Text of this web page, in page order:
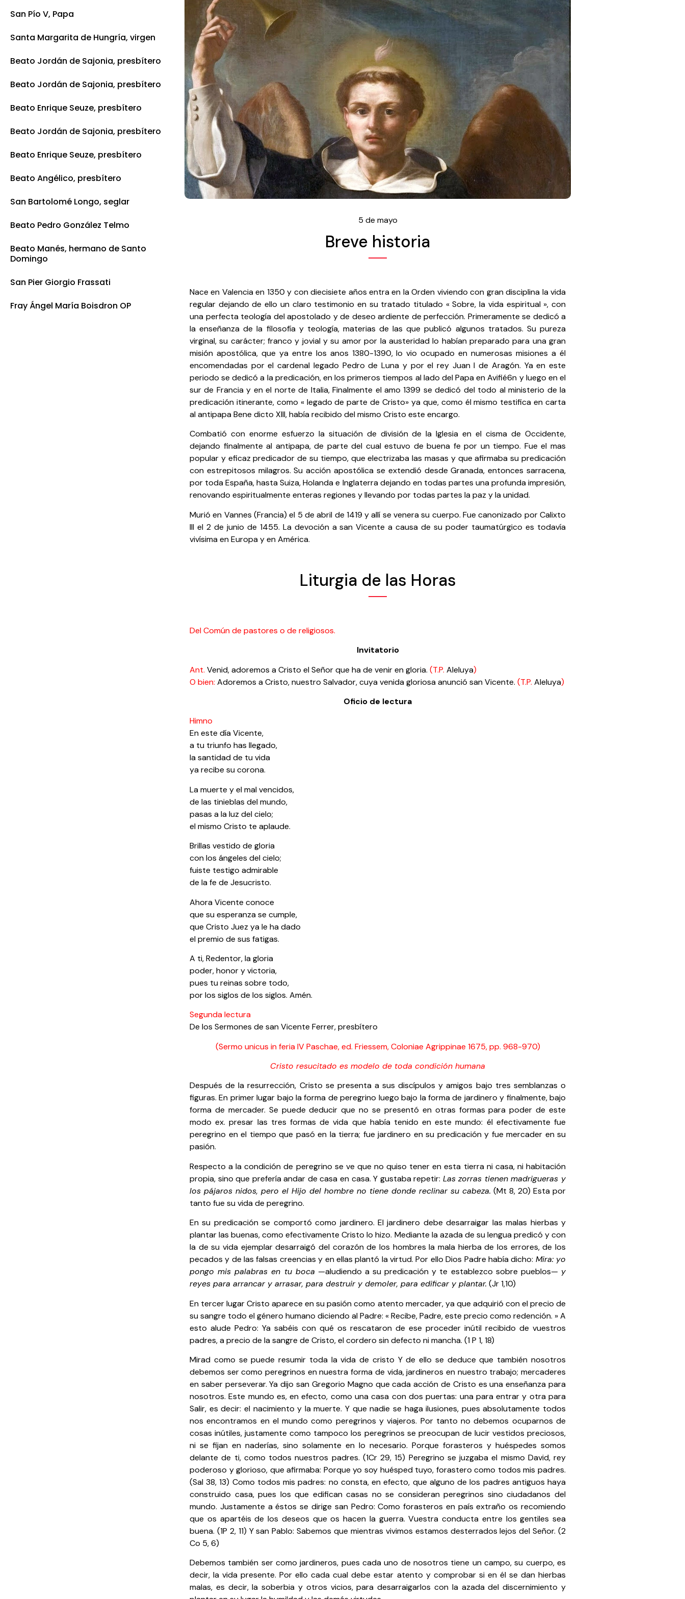
San Pío V, Papa
Santa Margarita de Hungría, virgen
Beato Jordán de Sajonia, presbítero
Beato Jordán de Sajonia, presbítero
Beato Enrique Seuze, presbítero
Beato Jordán de Sajonia, presbítero
Beato Enrique Seuze, presbítero
Beato Angélico, presbítero
San Bartolomé Longo, seglar
Beato Pedro González Telmo
Beato Manés, hermano de Santo
Domingo
San Pier Giorgio Frassati
Fray Ángel María Boisdron OP
5 de mayo
Breve historia
Nace en Valencia en 1350 y con diecisiete años entra en la Orden viviendo con gran disciplina la vida
regular dejando de ello un claro testimonio en su tratado titulado « Sobre, la vida espiritual », con
una perfecta teología del apostolado y de deseo ardiente de perfección. Primeramente se dedicó a
la enseñanza de la filosofía y teología, materias de las que publicó algunos tratados. Su pureza
virginal, su carácter; franco y jovial y su amor por la austeridad lo habían preparado para una gran
misión apostólica, que ya entre los anos 1380-1390, lo vio ocupado en numerosas misiones a él
encomendadas por el cardenal legado Pedro de Luna y por el rey Juan I de Aragón. Ya en este
periodo se dedicó a la predicación, en los primeros tiempos al lado del Papa en Avifié6n y luego en el
sur de Francia y en el norte de Italia, Finalmente el amo 1399 se dedicó del todo al ministerio de la
predicación itinerante, como « legado de parte de Cristo» ya que, como él mismo testifica en carta
al antipapa Bene dicto XIII, había recibido del mismo Cristo este encargo.
Combatió con enorme esfuerzo la situación de división de la Iglesia en el cisma de Occidente,
dejando finalmente al antipapa, de parte del cual estuvo de buena fe por un tiempo. Fue el mas
popular y eficaz predicador de su tiempo, que electrizaba las masas y que afirmaba su predicación
con estrepitosos milagros. Su acción apostólica se extendió desde Granada, entonces sarracena,
por toda España, hasta Suiza, Holanda e Inglaterra dejando en todas partes una profunda impresión,
renovando espiritualmente enteras regiones y llevando por todas partes la paz y la unidad.
Murió en Vannes (Francia) el 5 de abril de 1419 y allí se venera su cuerpo. Fue canonizado por Calixto
III el 2 de junio de 1455. La devoción a san Vicente a causa de su poder taumatúrgico es todavía
vivísima en Europa y en América.
Liturgia de las Horas
Del Común de pastores o de religiosos.
Invitatorio
Ant. Venid, adoremos a Cristo el Señor que ha de venir en gloria. (T.P. Aleluya)
O bien: Adoremos a Cristo, nuestro Salvador, cuya venida gloriosa anunció san Vicente. (T.P. Aleluya)
Oficio de lectura
Himno
En este día Vicente,
a tu triunfo has llegado,
la santidad de tu vida
ya recibe su corona.
La muerte y el mal vencidos,
de las tinieblas del mundo,
pasas a la luz del cielo;
el mismo Cristo te aplaude.
Brillas vestido de gloria
con los ángeles del cielo;
fuiste testigo admirable
de la fe de Jesucristo.
Ahora Vicente conoce
que su esperanza se cumple,
que Cristo Juez ya le ha dado
el premio de sus fatigas.
A ti, Redentor, la gloria
poder, honor y victoria,
pues tu reinas sobre todo,
por los siglos de los siglos. Amén.
Segunda lectura
De los Sermones de san Vicente Ferrer, presbítero
(Sermo unicus in feria IV Paschae, ed. Friessem, Coloniae Agrippinae 1675, pp. 968-970)
Cristo resucitado es modelo de toda condición humana
Después de la resurrección, Cristo se presenta a sus discípulos y amigos bajo tres semblanzas o
figuras. En primer lugar bajo la forma de peregrino luego bajo la forma de jardinero y finalmente, bajo
forma de mercader. Se puede deducir que no se presentó en otras formas para poder de este
modo ex. presar las tres formas de vida que había tenido en este mundo: él efectivamente fue
peregrino en el tiempo que pasó en la tierra; fue jardinero en su predicación y fue mercader en su
pasión.
Respecto a la condición de peregrino se ve que no quiso tener en esta tierra ni casa, ni habitación
propia, sino que prefería andar de casa en casa. Y gustaba repetir: Las zorras tienen madrigueras y
los pájaros nidos, pero el Hijo del hombre no tiene donde reclinar su cabeza. (Mt 8, 20) Esta por
tanto fue su vida de peregrino.
En su predicación se comportó como jardinero. El jardinero debe desarraigar las malas hierbas y
plantar las buenas, como efectivamente Cristo lo hizo. Mediante la azada de su lengua predicó y con
la de su vida ejemplar desarraigó del corazón de los hombres la mala hierba de los errores, de los
pecados y de las falsas creencias y en ellas plantó la virtud. Por ello Dios Padre había dicho: Mira: yo
pongo mis palabras en tu boca —aludiendo a su predicación y te establezco sobre pueblos— y
reyes para arrancar y arrasar, para destruir y demoler, para edificar y plantar. (Jr 1,10)
En tercer lugar Cristo aparece en su pasión como atento mercader, ya que adquirió con el precio de
su sangre todo el género humano diciendo al Padre: « Recibe, Padre, este precio como redención. » A
esto alude Pedro: Ya sabéis con qué os rescataron de ese proceder inútil recibido de vuestros
padres, a precio de la sangre de Cristo, el cordero sin defecto ni mancha. (1 P 1, 18)
Mirad como se puede resumir toda la vida de cristo Y de ello se deduce que también nosotros
debemos ser como peregrinos en nuestra forma de vida, jardineros en nuestro trabajo; mercaderes
en saber perseverar. Ya dijo san Gregorio Magno que cada acción de Cristo es una enseñanza para
nosotros. Este mundo es, en efecto, como una casa con dos puertas: una para entrar y otra para
Salir, es decir: el nacimiento y la muerte. Y que nadie se haga ilusiones, pues absolutamente todos
nos encontramos en el mundo como peregrinos y viajeros. Por tanto no debemos ocuparnos de
cosas inútiles, justamente como tampoco los peregrinos se preocupan de lucir vestidos preciosos,
ni se fijan en naderías, sino solamente en lo necesario. Porque forasteros y huéspedes somos
delante de ti, como todos nuestros padres. (1Cr 29, 15) Peregrino se juzgaba el mismo David, rey
poderoso y glorioso, que afirmaba: Porque yo soy huésped tuyo, forastero como todos mis padres.
(Sal 38, 13) Como todos mis padres: no consta, en efecto, que alguno de los padres antiguos haya
construido casa, pues los que edifican casas no se consideran peregrinos sino ciudadanos del
mundo. Justamente a éstos se dirige san Pedro: Como forasteros en país extraño os recomiendo
que os apartéis de los deseos que os hacen la guerra. Vuestra conducta entre los gentiles sea
buena. (1P 2, 11) Y san Pablo: Sabemos que mientras vivimos estamos desterrados lejos del Señor. (2
Co 5, 6)
Debemos también ser como jardineros, pues cada uno de nosotros tiene un campo, su cuerpo, es
decir, la vida presente. Por ello cada cual debe estar atento y comprobar si en él se dan hierbas
malas, es decir, la soberbia y otros vicios, para desarraigarlos con la azada del discernimiento y